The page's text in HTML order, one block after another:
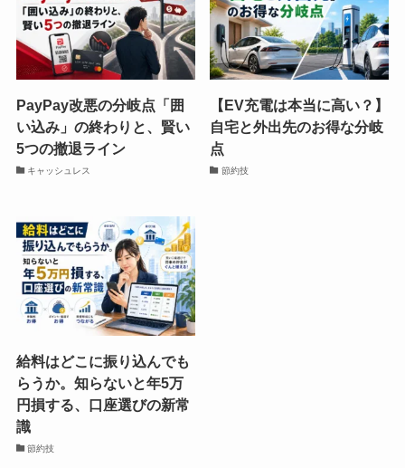
PayPay改悪の分岐点「囲
い込み」の終わりと、賢い
5つの撤退ライン
キャッシュレス
【EV充電は本当に高い？】
自宅と外出先のお得な分岐
点
節約技
給料はどこに振り込んでも
らうか。知らないと年5万
円損する、口座選びの新常
識
節約技